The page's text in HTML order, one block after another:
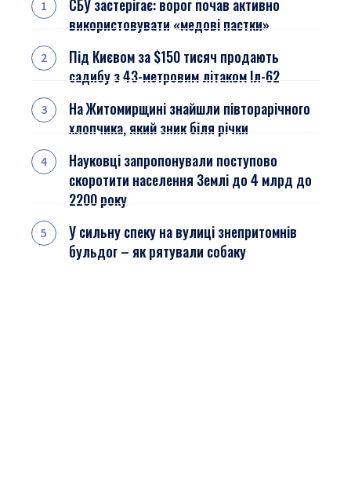
СБУ застерігає: ворог почав активно
використовувати «медові пастки»
Під Києвом за $150 тисяч продають
садибу з 43-метровим літаком Іл-62
На Житомирщині знайшли півторарічного
хлопчика, який зник біля річки
Науковці запропонували поступово
скоротити населення Землі до 4 млрд до
2200 року
У сильну спеку на вулиці знепритомнів
бульдог – як рятували собаку